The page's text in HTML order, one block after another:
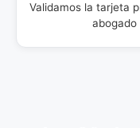
Validamos la tarjeta